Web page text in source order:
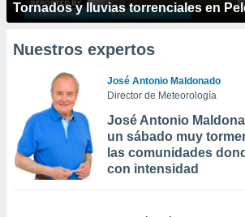
Tornados y lluvias torrenciales en
Nuestros expertos
José Antonio Maldonado
Director de Meteorología
José Antonio
un sábado muy
las comunidades
con intensidad